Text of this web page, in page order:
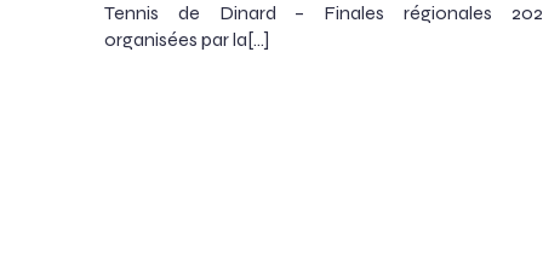
Tennis de Dinard – Finales régionales
organisées par la[…]